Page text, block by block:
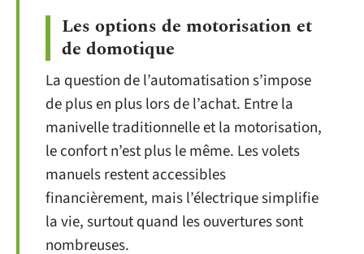
Les options de motorisation et
de domotique
La question de l’automatisation s’impose
de plus en plus lors de l’achat. Entre la
manivelle traditionnelle et la motorisation,
le confort n’est plus le même. Les volets
manuels restent accessibles
financièrement, mais l’électrique simplifie
la vie, surtout quand les ouvertures sont
nombreuses.